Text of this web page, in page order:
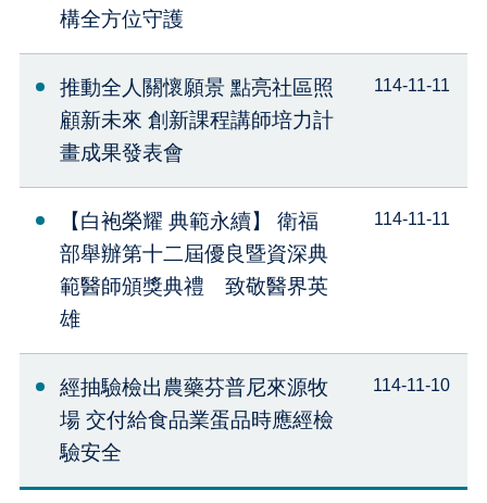
構全方位守護
推動全人關懷願景 點亮社區照
顧新未來 創新課程講師培力計
畫成果發表會
114-11-11
【白袍榮耀 典範永續】 衛福
部舉辦第十二屆優良暨資深典
範醫師頒獎典禮 致敬醫界英
雄
114-11-11
經抽驗檢出農藥芬普尼來源牧
場 交付給食品業蛋品時應經檢
驗安全
114-11-10